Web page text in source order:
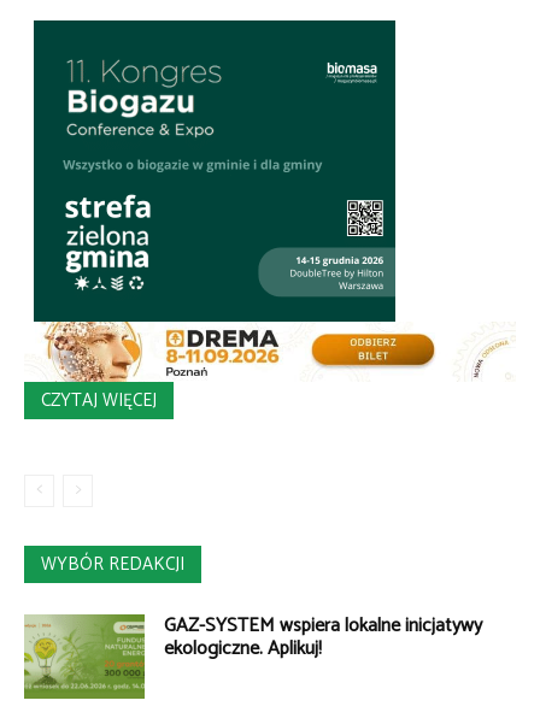
CZYTAJ WIĘCEJ
WYBÓR REDAKCJI
GAZ-SYSTEM wspiera lokalne inicjatywy
ekologiczne. Aplikuj!